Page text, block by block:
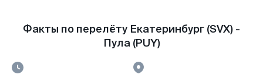
Факты по перелёту Екатеринбург (SVX) -
Пула (PUY)